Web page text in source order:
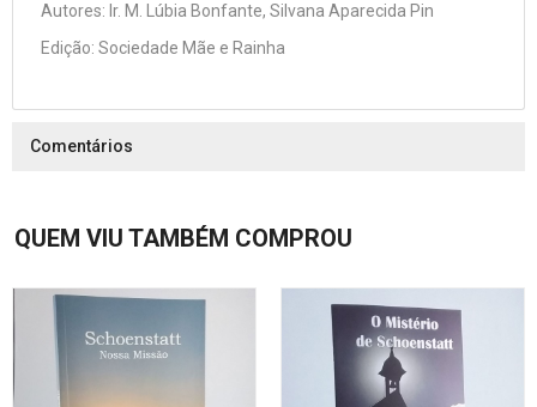
Autores: Ir. M. Lúbia Bonfante, Silvana Aparecida Pin
Edição: Sociedade Mãe e Rainha
Comentários
QUEM VIU TAMBÉM COMPROU